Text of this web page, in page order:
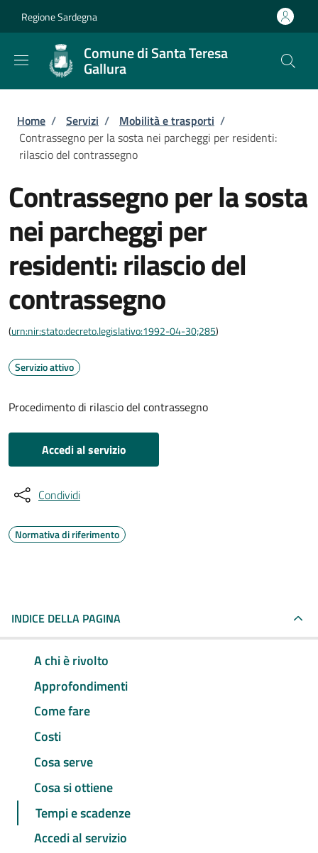
Regione Sardegna
Comune di Santa Teresa
Gallura
Briciole di pane
Home / Servizi / Mobilità e trasporti /
Contrassegno per la sosta nei parcheggi per residenti:
rilascio del contrassegno
Contrassegno per la sosta
nei parcheggi per
residenti: rilascio del
contrassegno
(urn:nir:stato:decreto.legislativo:1992-04-30;285)
Servizio attivo
Procedimento di rilascio del contrassegno
Accedi al servizio
Condividi
Normativa di riferimento
INDICE DELLA PAGINA
A chi è rivolto
Approfondimenti
Come fare
Costi
Cosa serve
Cosa si ottiene
Tempi e scadenze
Accedi al servizio